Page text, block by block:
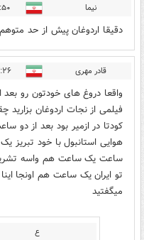
نیما ۱۲:۵۰ -
دقیقا اردوغان پیش از حد
قادر مهری ۱۳:۲۶ -
واقعا دروغ های خودتون رو بعد
فیلمی از نجات اردوغان
کودتا در ازمیر بود بعد از دو
هوایی استانبول با خود
ساعت یک ساعت هم واسه
تو ایران یک ساعت هم اونجا
میگفتید
ع